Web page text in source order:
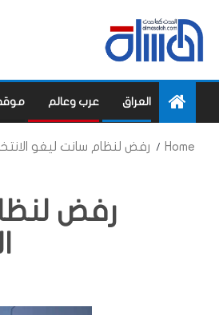
العراق عرب وعالم
Home رفض لنظام سانت ليغو
رفض